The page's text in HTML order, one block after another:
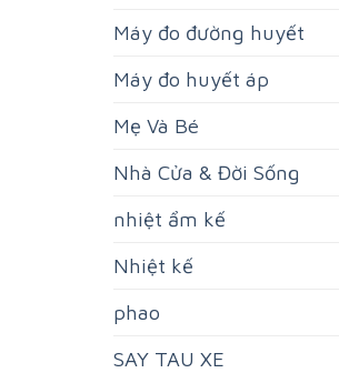
Máy đo đường huyết
Máy đo huyết áp
Mẹ Và Bé
Nhà Cửa & Đời Sống
nhiệt ẩm kế
Nhiệt kế
phao
SAY TAU XE